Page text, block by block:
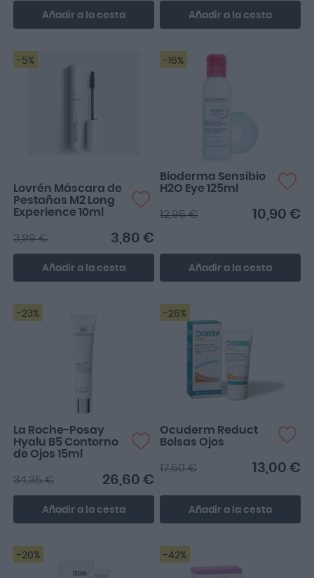
Añadir a la cesta Añadir a la cesta
-5%
Lovrén Máscara de
Pestañas M2 Long
Experience 10ml
3,80 €
3,99 €
Añadir a la cesta
-16%
Bioderma Sensibio
H2O Eye 125ml
10,90 €
12,95 €
Añadir a la cesta
-23%
La Roche-Posay
Hyalu B5 Contorno
de Ojos 15ml
26,60 €
34,35 €
Añadir a la cesta
-26%
Ocuderm Reduct
Bolsas Ojos
13,00 €
17,50 €
Añadir a la cesta
-20% -42%